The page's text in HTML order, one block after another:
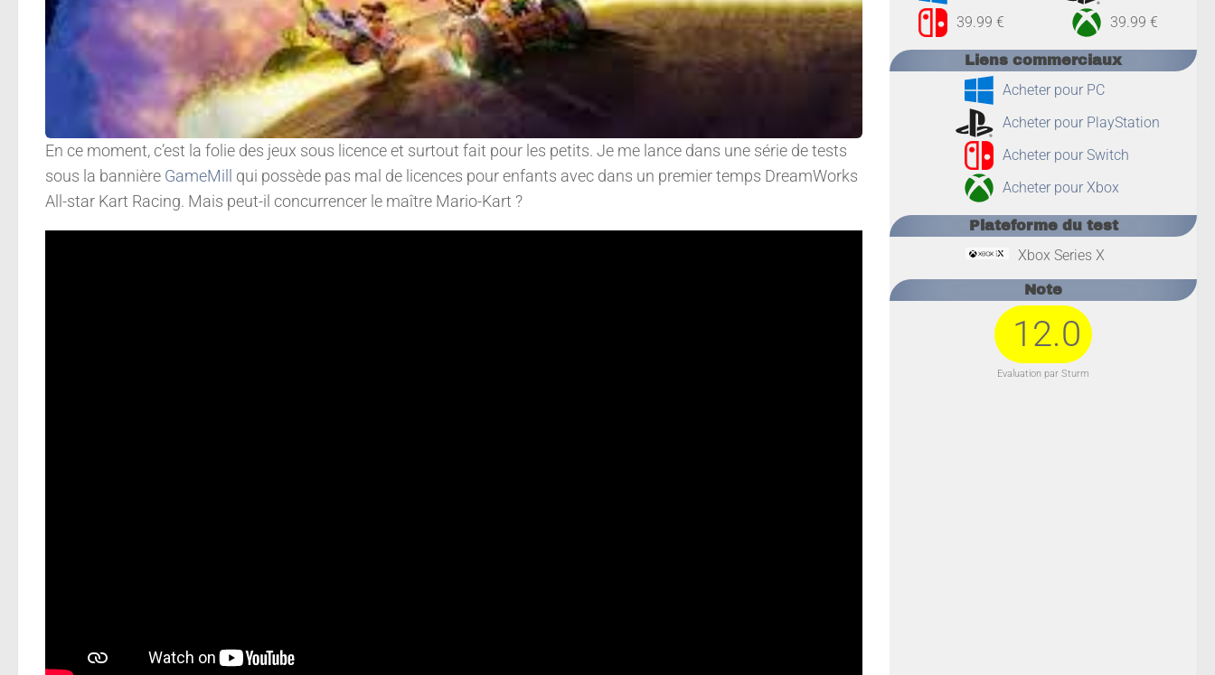
En ce moment, c’est la folie des jeux sous licence et surtout fait pour les petits. Je me lance dans une série de tests
sous la bannière GameMill qui possède pas mal de licences pour enfants avec dans un premier temps DreamWorks
All-star Kart Racing. Mais peut-il concurrencer le maître Mario-Kart ?
39.99 €
39.99 €
Liens commerciaux
Acheter pour PC
Acheter pour PlayStation
Acheter pour Switch
Acheter pour Xbox
Plateforme du test
Xbox Series X
Note
12.0
Evaluation par Sturm